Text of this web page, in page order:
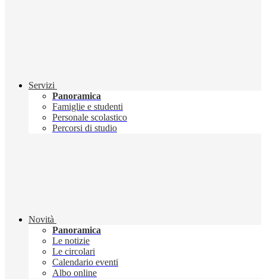
Servizi
Panoramica
Famiglie e studenti
Personale scolastico
Percorsi di studio
Novità
Panoramica
Le notizie
Le circolari
Calendario eventi
Albo online